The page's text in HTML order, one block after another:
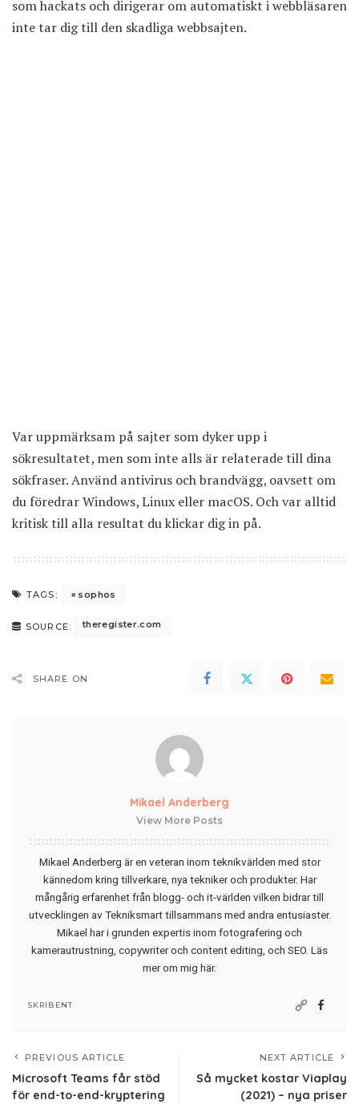
som hackats och dirigerar om automatiskt i webbläsaren
inte tar dig till den skadliga webbsajten.
Var uppmärksam på sajter som dyker upp i
sökresultatet, men som inte alls är relaterade till dina
sökfraser. Använd antivirus och brandvägg, oavsett om
du föredrar Windows, Linux eller macOS. Och var alltid
kritisk till alla resultat du klickar dig in på.
TAGS: sophos
SOURCE: theregister.com
SHARE ON
Mikael Anderberg
View More Posts
Mikael Anderberg är en veteran inom teknikvärlden med stor
kännedom kring tillverkare, nya tekniker och produkter. Har
mångårig erfarenhet från blogg- och it-världen vilken bidrar till
utvecklingen av Tekniksmart tillsammans med andra entusiaster.
Mikael har i grunden expertis inom fotografering och
kamerautrustning, copywriter och content editing, och SEO. Läs
mer om mig här.
SKRIBENT
PREVIOUS ARTICLE
Microsoft Teams får stöd
för end-to-end-kryptering
NEXT ARTICLE
Så mycket kostar Viaplay
(2021) – nya priser